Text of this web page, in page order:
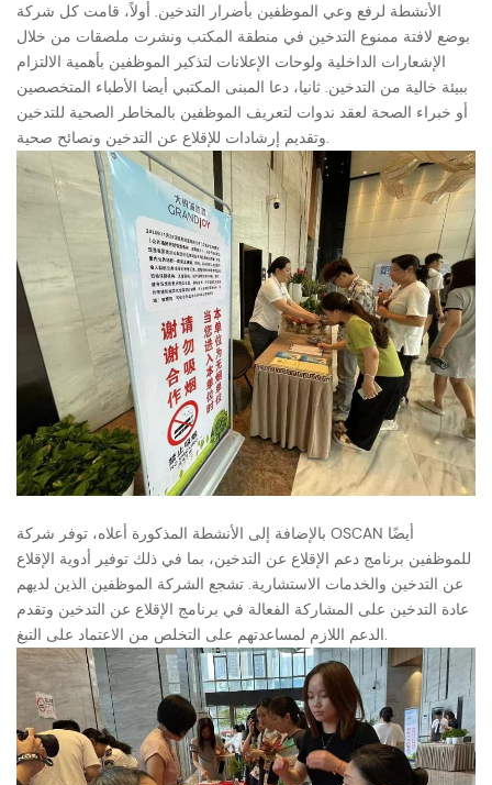
الأنشطة لرفع وعي الموظفين بأضرار التدخين. أولاً، قامت كل شركة
بوضع لافتة ممنوع التدخين في منطقة المكتب ونشرت ملصقات من خلال
الإشعارات الداخلية ولوحات الإعلانات لتذكير الموظفين بأهمية الالتزام
ببيئة خالية من التدخين. ثانيا، دعا المبنى المكتبي أيضا الأطباء المتخصصين
أو خبراء الصحة لعقد ندوات لتعريف الموظفين بالمخاطر الصحية للتدخين
وتقديم إرشادات للإقلاع عن التدخين ونصائح صحية.
بالإضافة إلى الأنشطة المذكورة أعلاه، توفر شركة OSCAN أيضًا
للموظفين برنامج دعم الإقلاع عن التدخين، بما في ذلك توفير أدوية الإقلاع
عن التدخين والخدمات الاستشارية. تشجع الشركة الموظفين الذين لديهم
عادة التدخين على المشاركة الفعالة في برنامج الإقلاع عن التدخين وتقدم
الدعم اللازم لمساعدتهم على التخلص من الاعتماد على التبغ.